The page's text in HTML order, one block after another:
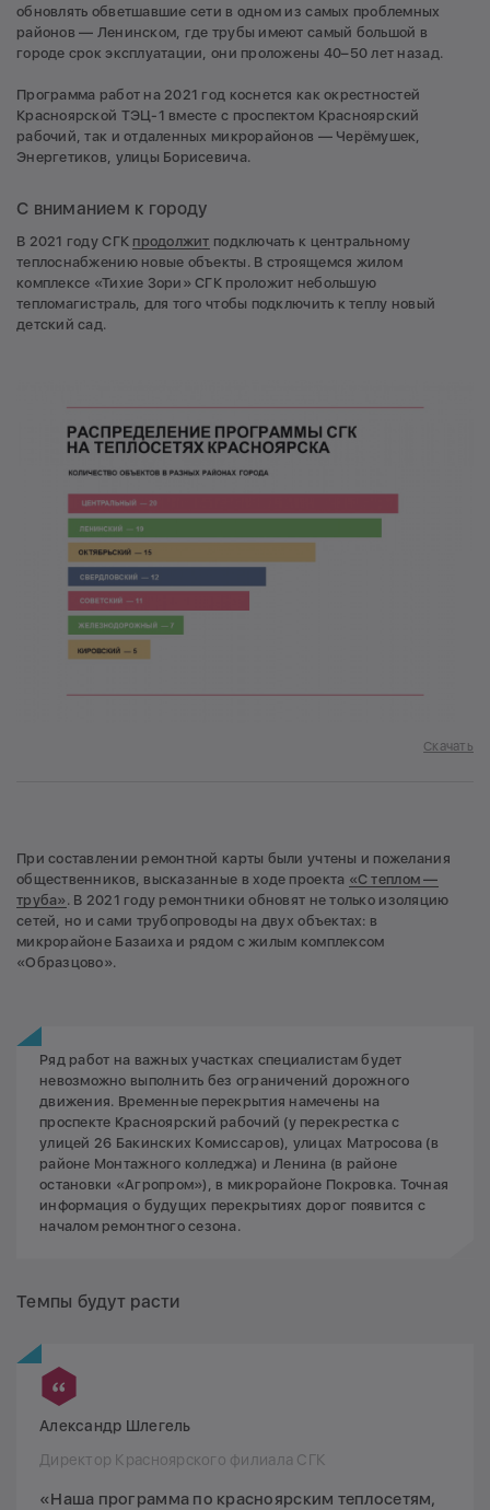
обновлять обветшавшие сети в одном из самых проблемных
районов — Ленинском, где трубы имеют самый большой в
городе срок эксплуатации, они проложены 40–50 лет назад.
Программа работ на 2021 год коснется как окрестностей
Красноярской ТЭЦ-1 вместе с проспектом Красноярский
рабочий, так и отдаленных микрорайонов — Черёмушек,
Энергетиков, улицы Борисевича.
С вниманием к городу
В 2021 году СГК продолжит подключать к центральному
теплоснабжению новые объекты. В строящемся жилом
комплексе «Тихие Зори» СГК проложит небольшую
тепломагистраль, для того чтобы подключить к теплу новый
детский сад.
Скачать
При составлении ремонтной карты были учтены и пожелания
общественников, высказанные в ходе проекта «С теплом —
труба». В 2021 году ремонтники обновят не только изоляцию
сетей, но и сами трубопроводы на двух объектах: в
микрорайоне Базаиха и рядом с жилым комплексом
«Образцово».
Ряд работ на важных участках специалистам будет
невозможно выполнить без ограничений дорожного
движения. Временные перекрытия намечены на
проспекте Красноярский рабочий (у перекрестка с
улицей 26 Бакинских Комиссаров), улицах Матросова (в
районе Монтажного колледжа) и Ленина (в районе
остановки «Агропром»), в микрорайоне Покровка. Точная
информация о будущих перекрытиях дорог появится с
началом ремонтного сезона.
Темпы будут расти
Александр Шлегель
Директор Красноярского филиала СГК
«Наша программа по красноярским теплосетям,